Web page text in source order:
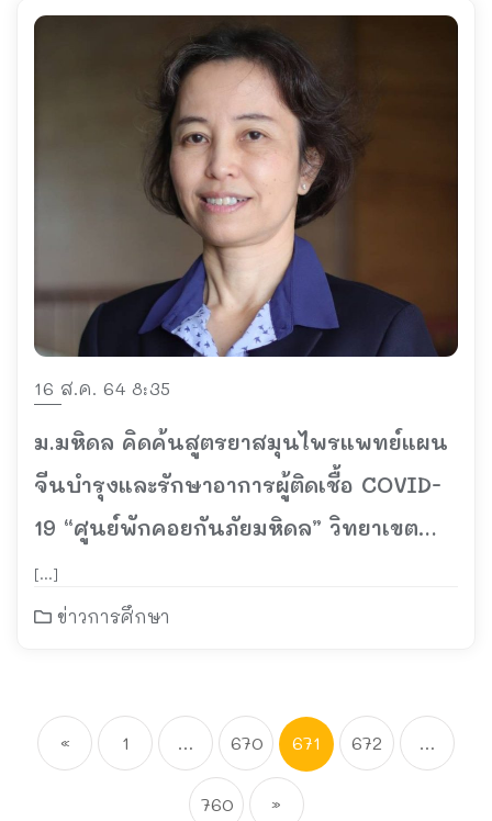
16 ส.ค. 64 8:35
ม.มหิดล คิดค้นสูตรยาสมุนไพรแพทย์แผน
จีนบำรุงและรักษาอาการผู้ติดเชื้อ COVID-
19 “ศูนย์พักคอยกันภัยมหิดล” วิทยาเขต
นครสวรรค์
[…]
ข่าวการศึกษา
« 1 … 670 671 672 …
760 »